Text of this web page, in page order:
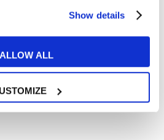
Show details
ALLOW ALL
commerciali e promozionali